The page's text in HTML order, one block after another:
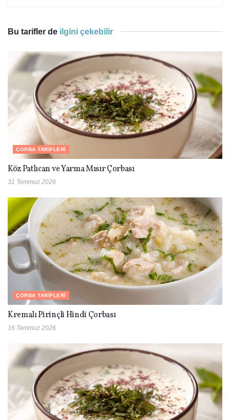
Bu tarifler de ilgini çekebilir
ÇORBA TARIFLERI
Köz Patlıcan ve Yarma Mısır Çorbası
31 Temmuz 2026
ÇORBA TARIFLERI
Kremalı Pirinçli Hindi Çorbası
16 Temmuz 2026